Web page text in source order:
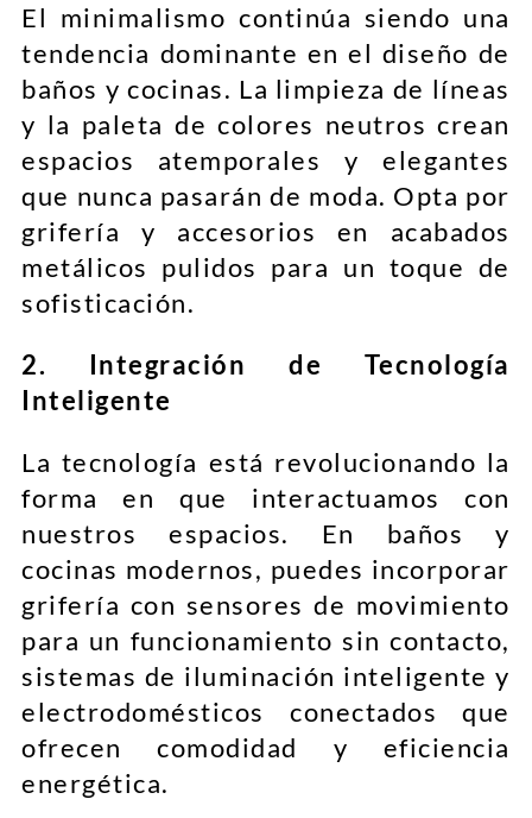
El minimalismo continúa siendo una
tendencia dominante en el diseño de
baños y cocinas. La limpieza de líneas
y la paleta de colores neutros crean
espacios atemporales y elegantes
que nunca pasarán de moda. Opta por
grifería y accesorios en acabados
metálicos pulidos para un toque de
sofisticación.
2. Integración de Tecnología
Inteligente
La tecnología está revolucionando la
forma en que interactuamos con
nuestros espacios. En baños y
cocinas modernos, puedes incorporar
grifería con sensores de movimiento
para un funcionamiento sin contacto,
sistemas de iluminación inteligente y
electrodomésticos conectados que
ofrecen comodidad y eficiencia
energética.